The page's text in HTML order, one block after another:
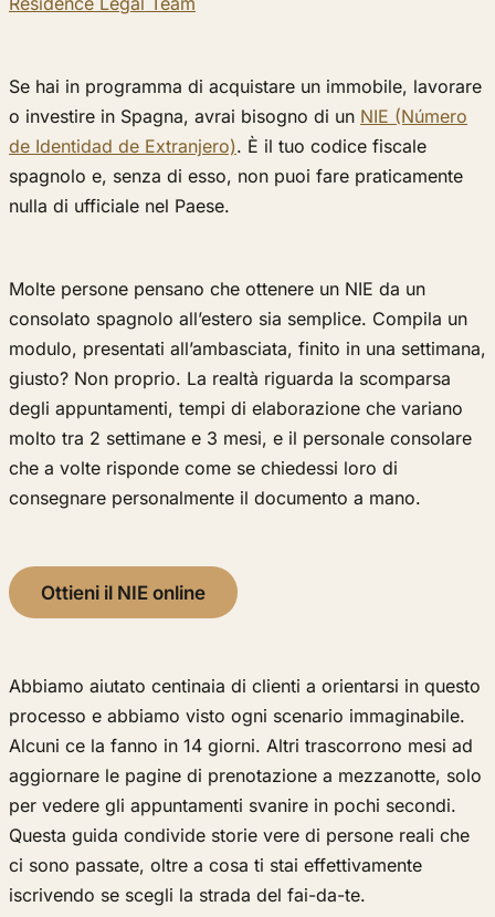
Se hai in programma di acquistare un immobile, lavorare
o investire in Spagna, avrai bisogno di un NIE (Número
de Identidad de Extranjero). È il tuo codice fiscale
spagnolo e, senza di esso, non puoi fare praticamente
nulla di ufficiale nel Paese.
Molte persone pensano che ottenere un NIE da un
consolato spagnolo all’estero sia semplice. Compila un
modulo, presentati all’ambasciata, finito in una settimana,
giusto? Non proprio. La realtà riguarda la scomparsa
degli appuntamenti, tempi di elaborazione che variano
molto tra 2 settimane e 3 mesi, e il personale consolare
che a volte risponde come se chiedessi loro di
consegnare personalmente il documento a mano.
Ottieni il NIE online
Abbiamo aiutato centinaia di clienti a orientarsi in questo
processo e abbiamo visto ogni scenario immaginabile.
Alcuni ce la fanno in 14 giorni. Altri trascorrono mesi ad
aggiornare le pagine di prenotazione a mezzanotte, solo
per vedere gli appuntamenti svanire in pochi secondi.
Questa guida condivide storie vere di persone reali che
ci sono passate, oltre a cosa ti stai effettivamente
iscrivendo se scegli la strada del fai-da-te.